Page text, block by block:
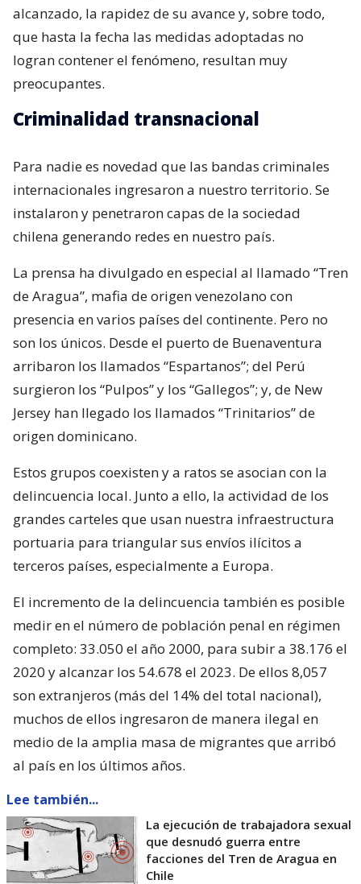
alcanzado, la rapidez de su avance y, sobre todo,
que hasta la fecha las medidas adoptadas no
logran contener el fenómeno, resultan muy
preocupantes.
Criminalidad transnacional
Para nadie es novedad que las bandas criminales
internacionales ingresaron a nuestro territorio. Se
instalaron y penetraron capas de la sociedad
chilena generando redes en nuestro país.
La prensa ha divulgado en especial al llamado “Tren
de Aragua”, mafia de origen venezolano con
presencia en varios países del continente. Pero no
son los únicos. Desde el puerto de Buenaventura
arribaron los llamados “Espartanos”; del Perú
surgieron los “Pulpos” y los “Gallegos”; y, de New
Jersey han llegado los llamados “Trinitarios” de
origen dominicano.
Estos grupos coexisten y a ratos se asocian con la
delincuencia local. Junto a ello, la actividad de los
grandes carteles que usan nuestra infraestructura
portuaria para triangular sus envíos ilícitos a
terceros países, especialmente a Europa.
El incremento de la delincuencia también es posible
medir en el número de población penal en régimen
completo: 33.050 el año 2000, para subir a 38.176 el
2020 y alcanzar los 54.678 el 2023. De ellos 8,057
son extranjeros (más del 14% del total nacional),
muchos de ellos ingresaron de manera ilegal en
medio de la amplia masa de migrantes que arribó
al país en los últimos años.
Lee también...
La ejecución de trabajadora sexual
que desnudó guerra entre
facciones del Tren de Aragua en
Chile